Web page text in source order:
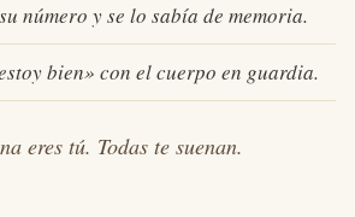
número y se lo sabía de memoria.
bien» con el cuerpo en guardia.
eres tú. Todas te suenan.